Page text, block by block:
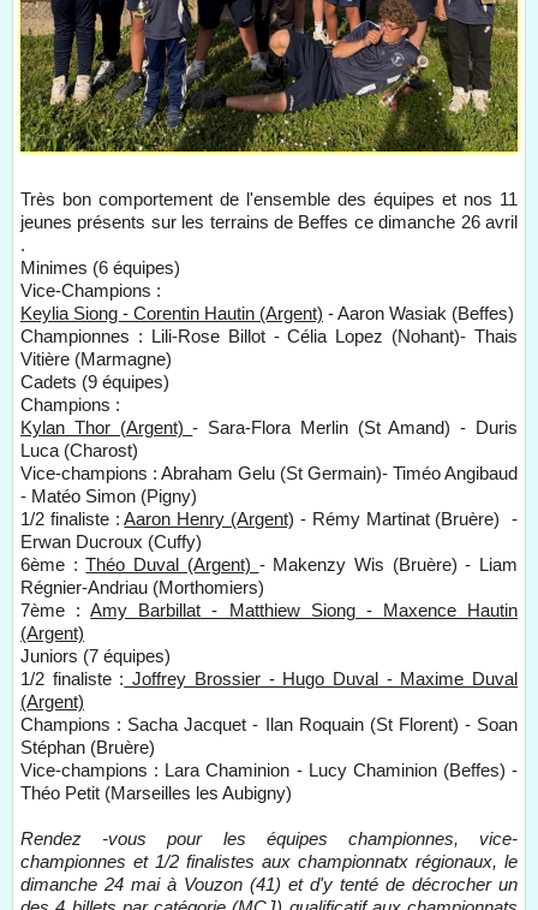
Très bon comportement de l'ensemble des équipes et nos 11
jeunes présents sur les terrains de Beffes ce dimanche 26 avril
.
Minimes (6 équipes)
Vice-Champions :
Keylia Siong - Corentin Hautin (Argent) - Aaron Wasiak (Beffes)
Championnes : Lili-Rose Billot - Célia Lopez (Nohant)- Thais
Vitière (Marmagne)
Cadets (9 équipes)
Champions :
Kylan Thor (Argent)- Sara-Flora Merlin (St Amand) - Duris
Luca (Charost)
Vice-champions : Abraham Gelu (St Germain)- Timéo Angibaud
- Matéo Simon (Pigny)
1/2 finaliste :Aaron Henry (Argent) - Rémy Martinat (Bruère) -
Erwan Ducroux (Cuffy)
6ème :Théo Duval (Argent) - Makenzy Wis (Bruère) - Liam
Régnier-Andriau (Morthomiers)
7ème :Amy Barbillat - Matthiew Siong - Maxence Hautin
(Argent)
Juniors (7 équipes)
1/2 finaliste : Joffrey Brossier - Hugo Duval - Maxime Duval
(Argent)
Champions : Sacha Jacquet - Ilan Roquain (St Florent) - Soan
Stéphan (Bruère)
Vice-champions : Lara Chaminion - Lucy Chaminion (Beffes) -
Théo Petit (Marseilles les Aubigny)
Rendez -vous pour les équipes championnes, vice-
championnes et 1/2 finalistes aux championnatx régionaux, le
dimanche 24 mai à Vouzon (41) et d'y tenté de décrocher un